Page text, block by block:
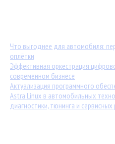
Что выгоднее для автомобиля:
оплётки
Эффективная оркестрация
современном бизнесе
Актуализация программного
Astra Linux в автомобильных
диагностики, тюнинга и